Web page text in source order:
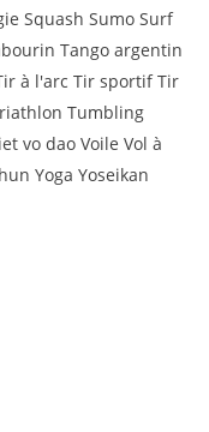
Squash Sumo Surf
Tango argentin
à l'arc Tir sportif Tir
Tumbling
vo dao Voile Vol à
Yoga Yoseikan